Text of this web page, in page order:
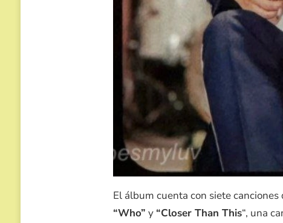
El álbum cuenta con siete
“Who” y “Closer Than This“, una